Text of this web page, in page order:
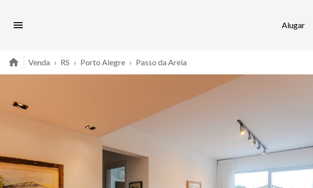
Alugar
Venda › RS › Porto Alegre › Passo da Areia